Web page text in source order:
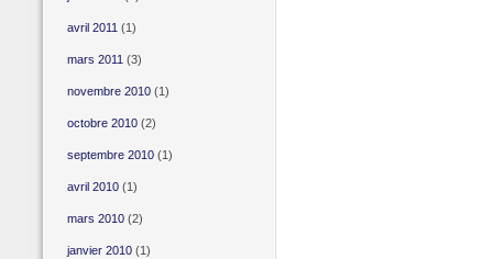
avril 2011 (1)
mars 2011 (3)
novembre 2010(1)
octobre 2010(2)
septembre 2010(1)
avril 2010(1)
mars 2010(2)
janvier 2010(1)